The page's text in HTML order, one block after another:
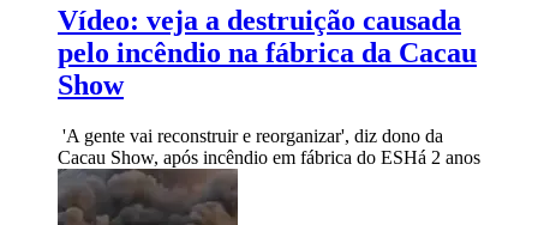
Vídeo: veja a destruição causada
pelo incêndio na fábrica da Cacau
Show
'A gente vai reconstruir e reorganizar', diz dono da
Cacau Show, após incêndio em fábrica do ESHá 2 anos